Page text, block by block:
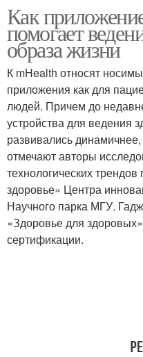
Как
помогает
образа жизни
К mHealth относят
приложения как для
людей. Причем до
устройства для ведения
развивались
отмечают авторы
технологических
здоровье» Центра
Научного парка МГУ.
«Здоровье для
сертификации.